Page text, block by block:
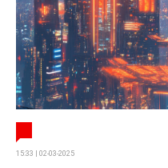
15:33 | 02-03-2025